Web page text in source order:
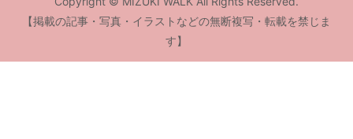
【掲載の記事・写真・イラストなどの無断複写・転載を禁じま
す】